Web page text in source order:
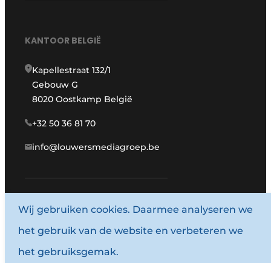
KANTOOR BELGIË
Kapellestraat 132/1
Gebouw G
8020 Oostkamp België
+32 50 36 81 70
info@louwersmediagroep.be
www.louwersmediagroep.com
© 1987 - 2026 Louwersmediagroep.
Algemene voorwaarden
Wij gebruiken cookies. Daarmee analyseren we
het gebruik van de website en verbeteren we
het gebruiksgemak.